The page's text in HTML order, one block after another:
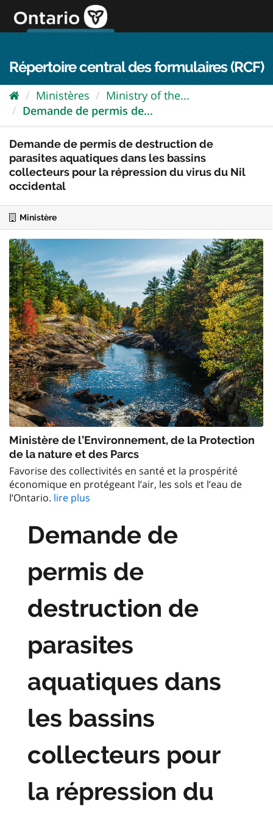
directement
au
Répertoire central des formulaires (RCF)
Ministères
Ministry of the...
Demande de permis de...
Demande de permis de destruction de
parasites aquatiques dans les bassins
collecteurs pour la répression du virus du Nil
occidental
Ministère
Ministère de l’Environnement, de la Protection
de la nature et des Parcs
Favorise des collectivités en santé et la prospérité
économique en protégeant l’air, les sols et l’eau de
l’Ontario. lire plus
Demande de
permis de
destruction de
parasites
aquatiques dans
les bassins
collecteurs pour
la répression du